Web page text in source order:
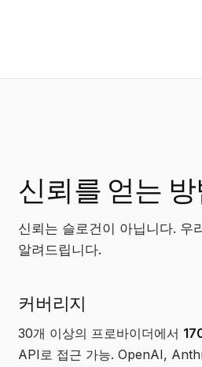
신뢰를 얻는 방
신뢰는 슬로건이 아닙니다. 우
알려드립니다.
커버리지
30개 이상의 프로바이더에서
API로 접근 가능. OpenAI,